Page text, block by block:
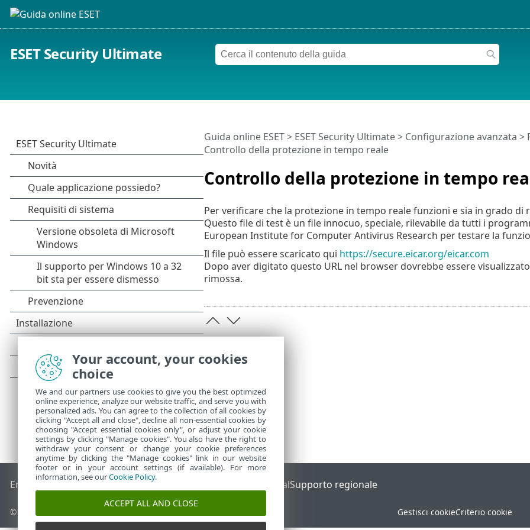
ESET Security Ultimate
Controllo della protezione in tempo
Guida online ESET> ESET Security Ultimate> Configurazione avanzata >
Controllo della protezione in tempo reale
Per verificare che la protezione in tempo reale funzioni e sia in grado di
Questo file di test è un file innocuo, speciale, rilevabile da tutti i
European Institute for Computer Antivirus Research per testare la
Il file può essere scaricato qui https://secure.eicar.org/eicar.com
Dopo aver digitato questo URL nel browser dovrebbe essere
rimossa.
End of Life ESET Knowledge Base ESET Status PortalSupporto regionale
© 1992 - 2026 ESET, spol. s r.o. - Tutti i diritti riservati. Gestisci cookieCriterio cookie
Your account, your cookies
choice
We and our partners use cookies to give you the best optimized
online experience, analyze our website traffic, and serve you with
personalized ads. You can agree to the collection of all cookies by
clicking "Accept all and close", decline all non-essential cookies by
choosing "Accept essential cookies only", or adjust your cookie
settings by clicking "Manage cookies". You also have the right to
withdraw your consent or change your cookie preferences
anytime by clicking the "Manage cookies" link in our website
footer or in your account settings (if available). For more
information, see ourCookie Policy.
ACCEPT ALL AND CLOSE